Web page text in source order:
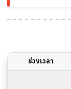
ช่วงเวลา